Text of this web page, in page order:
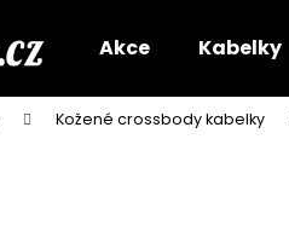
Akce Kabelky
Kožené crossbody kabelky